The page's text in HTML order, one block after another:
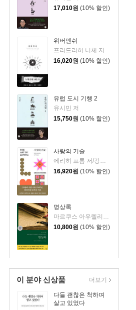
17,010원 (10% 할인)
위버멘쉬
프리드리히 니체 저/어나니머스 역
16,020원 (10% 할인)
유럽 도시 기행 2
유시민 저
15,750원 (10% 할인)
사랑의 기술
에리히 프롬 저/강주헌 역
16,920원 (10% 할인)
명상록
마르쿠스 아우렐리우스 저/박문재 역
10,800원 (10% 할인)
이 분야 신상품
다들 괜찮은 척하며
살고 있었다
더보기